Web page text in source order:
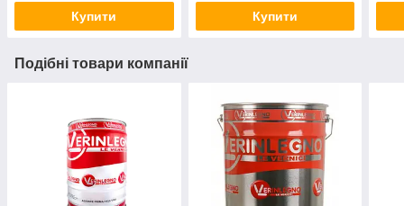
Купити Купити
Подібні товари компанії